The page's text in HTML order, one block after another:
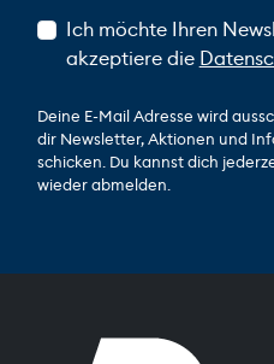
Ich möchte Ihren
akzeptiere die
Deine E-Mail Adresse wird
dir Newsletter, Aktionen und
schicken. Du kannst dich
wieder abmelden.